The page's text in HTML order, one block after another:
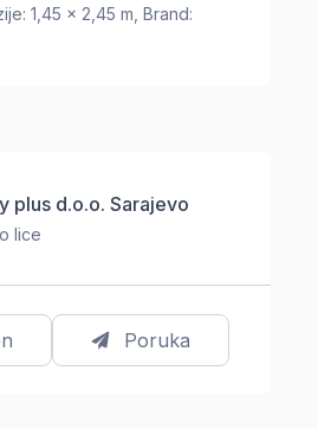
1,45 x 2,45 m, Brand:
plus d.o.o. Sarajevo
lice
Poruka